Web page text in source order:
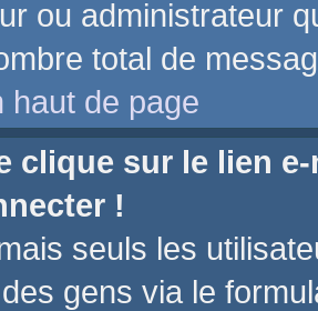
ou administrateur
total de
haut de page
clique sur le lien
!
seuls les
gens via le